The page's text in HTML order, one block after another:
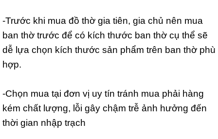
-Trước khi mua đồ thờ gia tiên, gia chủ nên mua
ban thờ trước để có kích thước ban thờ cụ thể sẽ
dễ lựa chọn kích thước sản phẩm trên ban thờ phù
hợp.
-Chọn mua tại đơn vị uy tín tránh mua phải hàng
kém chất lượng, lỗi gây chậm trễ ảnh hưởng đến
thời gian nhập trạch